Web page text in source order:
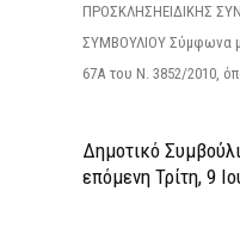
ΠΡΟΣΚΛΗΣΗΕΙΔΙΚΗΣ
ΣΥΜΒΟΥΛΙΟΥ Σύμφωνα
67Α του Ν. 3852/2010,
Δημοτικό
επόμενη Τρίτη, 9